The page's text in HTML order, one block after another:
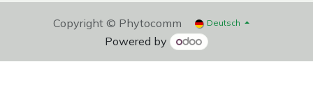
Copyright © Phytocomm Deutsch
Powered by